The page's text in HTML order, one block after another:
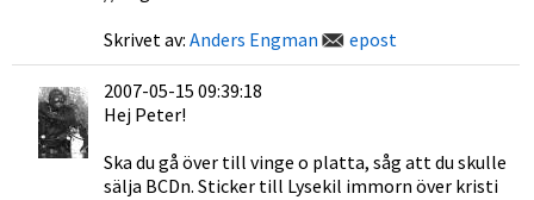
Skrivet av: Anders Engman epost
2007-05-15 09:39:18
Hej Peter!
Ska du gå över till vinge o platta, såg att du skulle
sälja BCDn. Sticker till Lysekil immorn över kristi